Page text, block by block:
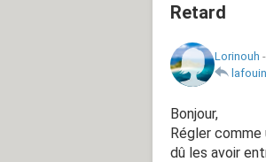
Retard
Lorinouh -
Bonjour,
Régler comme
dû les avoir